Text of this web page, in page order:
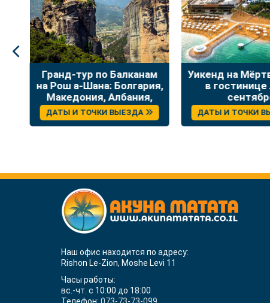
Гранд-тур по Балканам
на Рош а-Шана: Болгария,
Македония, Албания,
Греция
ДАТЫ И ТОЧКИ ВЫЕЗДА
Уикенд на
в гостинице
ДАТЫ И ТОЧКИ
Наш офис находится по адресу:
Rishon Le-Zion, Moshe Levi 11
Часы работы:
вс.-чт. с 10:00 до 18:00